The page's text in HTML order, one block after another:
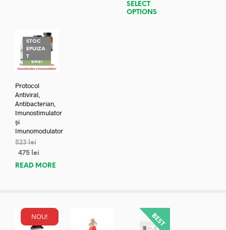
SELECT
OPTIONS
STOC
EPUIZA
TREDUC
ERE!
Protocol
Antiviral,
Antibacterian,
Imunostimulator
și
Imunomodulator
523lei
475 lei
READ MORE
NOU!